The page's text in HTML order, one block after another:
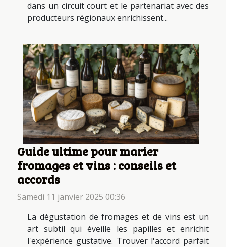
dans un circuit court et le partenariat avec des
producteurs régionaux enrichissent...
Guide ultime pour marier
fromages et vins : conseils et
accords
Samedi 11 janvier 2025 00:36
La dégustation de fromages et de vins est un
art subtil qui éveille les papilles et enrichit
l'expérience gustative. Trouver l'accord parfait